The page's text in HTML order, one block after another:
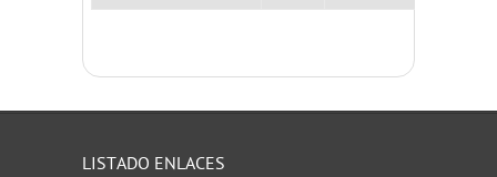
LISTADO ENLACES